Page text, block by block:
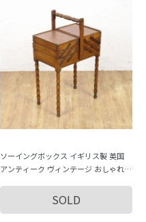
ソーイングボックス イギリス製 英国
アンティーク ヴィンテージ おしゃれ
SOLD